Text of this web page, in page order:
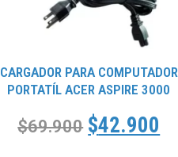
CARGADOR PARA COMPUTADOR
PORTATÍL ACER ASPIRE 3000
$69.900 $42.900